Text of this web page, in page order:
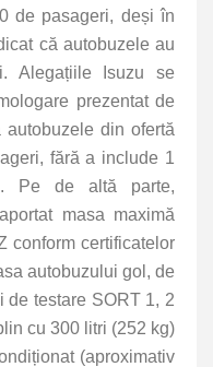
de pasageri, deși în
că autobuzele au
Alegațiile Isuzu se
prezentat de
autobuzele din ofertă
fără a include 1
Pe de altă parte,
masa maximă
conform certificatelor
autobuzului gol, de
de testare SORT 1, 2
cu 300 litri (252 kg)
(aproximativ